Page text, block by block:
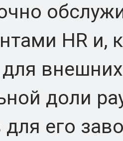
HR и,
доли
его